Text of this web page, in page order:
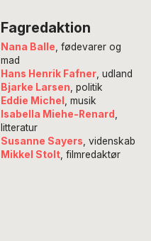
Fagredaktion
Nana Balle , fødevarer og
mad
Hans Henrik Fafner, udland
Bjarke Larsen , politik
Eddie Michel
, musik
Isabella Miehe-Renard
litteratur
Susanne Sayers , videnskab
Mikkel Stolt, filmredaktør